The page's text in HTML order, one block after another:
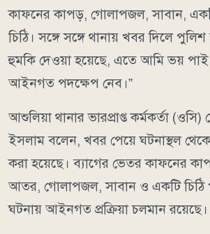
কাফনের কাপড়, গোলাপজল, সাবান,
চিঠি। সঙ্গে সঙ্গে থানায় খবর দিলে
হুমকি দেওয়া হয়েছে, এতে আমি ভয় পাই
আইনগত পদক্ষেপ নেব।”
আশুলিয়া থানার ভারপ্রাপ্ত কর্মকর্তা
ইসলাম বলেন, খবর পেয়ে ঘটনাস্থল
করা হয়েছে। ব্যাগের ভেতর কাফনের
আতর, গোলাপজল, সাবান ও একটি চিঠি
ঘটনায় আইনগত প্রক্রিয়া চলমান রয়েছে।